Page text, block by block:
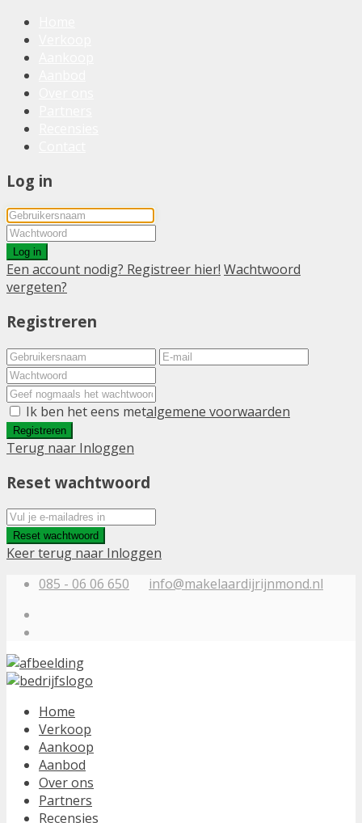
Log in
Log in
Een account nodig? Registreer hier! Wachtwoord
vergeten?
Registreren
Ik ben het eens metalgemene voorwaarden
Registreren
Terug naar Inloggen
Reset wachtwoord
Reset wachtwoord
Keer terug naar Inloggen
085 - 06 06 650
info@makelaardijrijnmond.nl
Home
Verkoop
Aankoop
Aanbod
Over ons
Partners
Recensies